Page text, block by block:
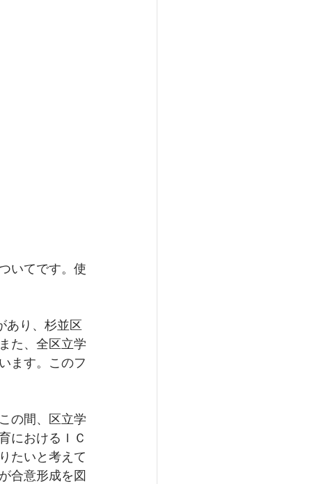
いてです。使
あり、杉並区
た、全区立学
ます。このフ
の間、区立学
におけるＩＣ
たいと考えて
合意形成を図